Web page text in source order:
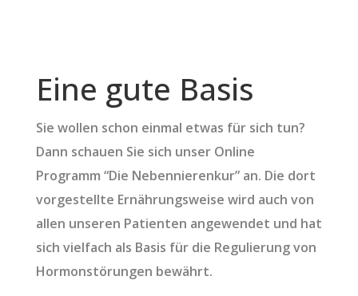
Eine gute Basis
Sie wollen schon einmal etwas für sich tun?
Dann schauen Sie sich unser Online
Programm “Die Nebennierenkur” an. Die dort
vorgestellte Ernährungsweise wird auch von
allen unseren Patienten angewendet und hat
sich vielfach als Basis für die Regulierung von
Hormonstörungen bewährt.